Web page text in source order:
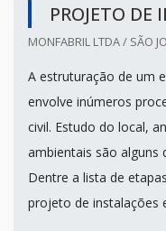
PROJETO DE
MONFABRIL LTDA / SÃO
A estruturação de um
envolve inúmeros
civil. Estudo do local,
ambientais são alguns
Dentre a lista de
projeto de instalações